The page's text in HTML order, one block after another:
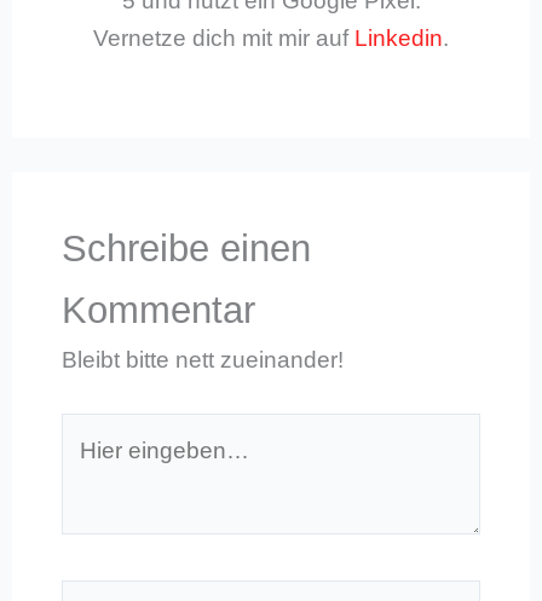
Vernetze dich mit mir auf Linkedin.
Schreibe einen
Kommentar
Bleibt bitte nett zueinander!
eingeben…